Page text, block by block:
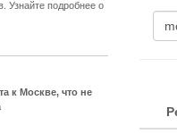
Узнайте подробнее о
к Москве, что не